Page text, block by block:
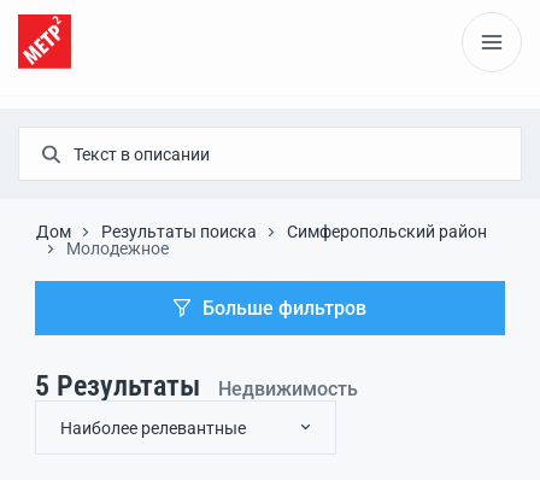
Дом Результаты поиска
Симферопольский район
Молодежное
Больше фильтров
5 Результаты Недвижимость
Наиболее релевантные